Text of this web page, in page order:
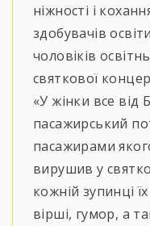
ніжності і
здобувачів
чоловіків
святкової
«У жінки все
пасажирський
пасажирами
вирушив у
кожній зупинці
вірші, гумор, а